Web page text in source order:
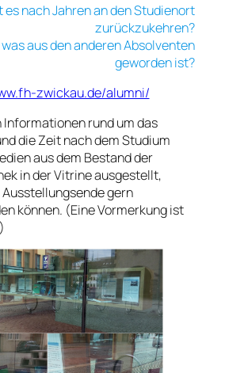
es nach Jahren an den Studienort
zurückzukehren?
aus den anderen Absolventen
geworden ist?
zwickau.de/alumni/
rund um das
die Zeit nach dem Studium
aus dem Bestand der
in der Vitrine ausgestellt,
gern
können. (Eine Vormerkung ist